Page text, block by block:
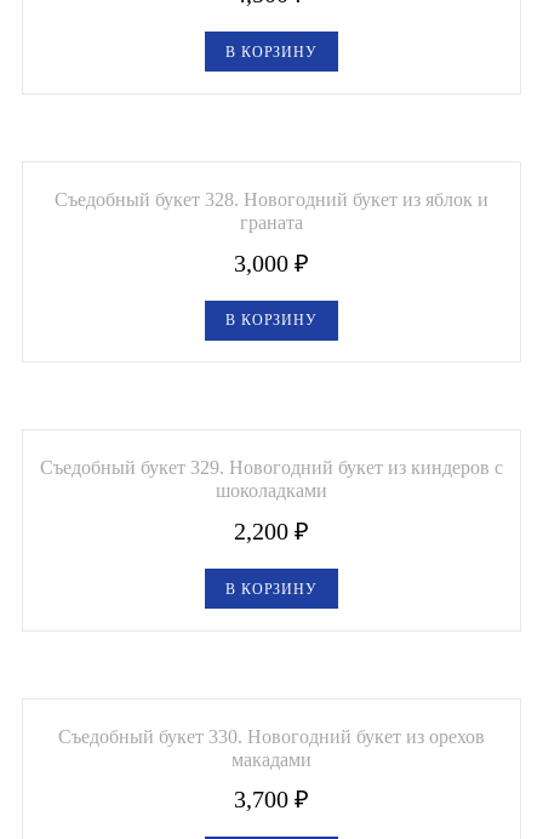
В КОРЗИНУ
Съедобный букет 328. Новогодний букет из яблок и
граната
3,000 ₽
В КОРЗИНУ
Съедобный букет 329. Новогодний букет из киндеров с
шоколадками
2,200 ₽
В КОРЗИНУ
Съедобный букет 330. Новогодний букет из орехов
макадами
3,700 ₽